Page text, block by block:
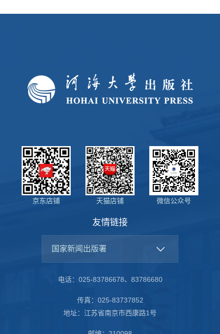
友情链接
国家新闻出版署
电话：025-83786678、83786680
传真：025-83737852
地址：江苏省南京市西康路1号
京东店铺 天猫店铺 微信公众号